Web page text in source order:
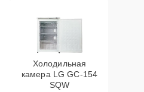
Холодильная
камера LG GC-154
SQW